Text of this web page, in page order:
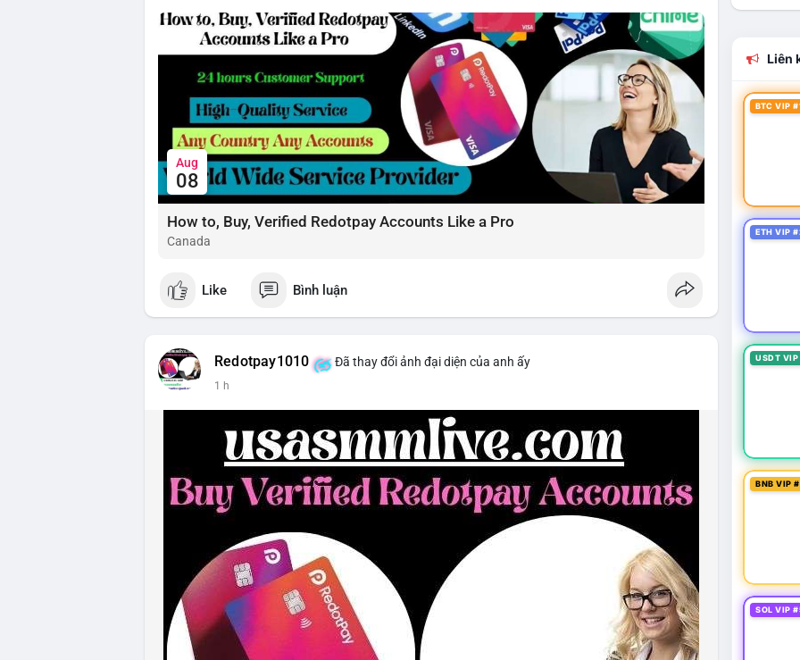
#shortnear #near1.59#bearishnear #selllimit #vlikenear
Aug
08
How to, Buy, Verified Redotpay Accounts Like a Pro
Canada
Like Bình luận
Redotpay1010 Đã thay đổi ảnh đại diện của anh ấy
1 h
Liên
BTC VIP
ETH VIP
USDT
BNB VIP
SOL VIP